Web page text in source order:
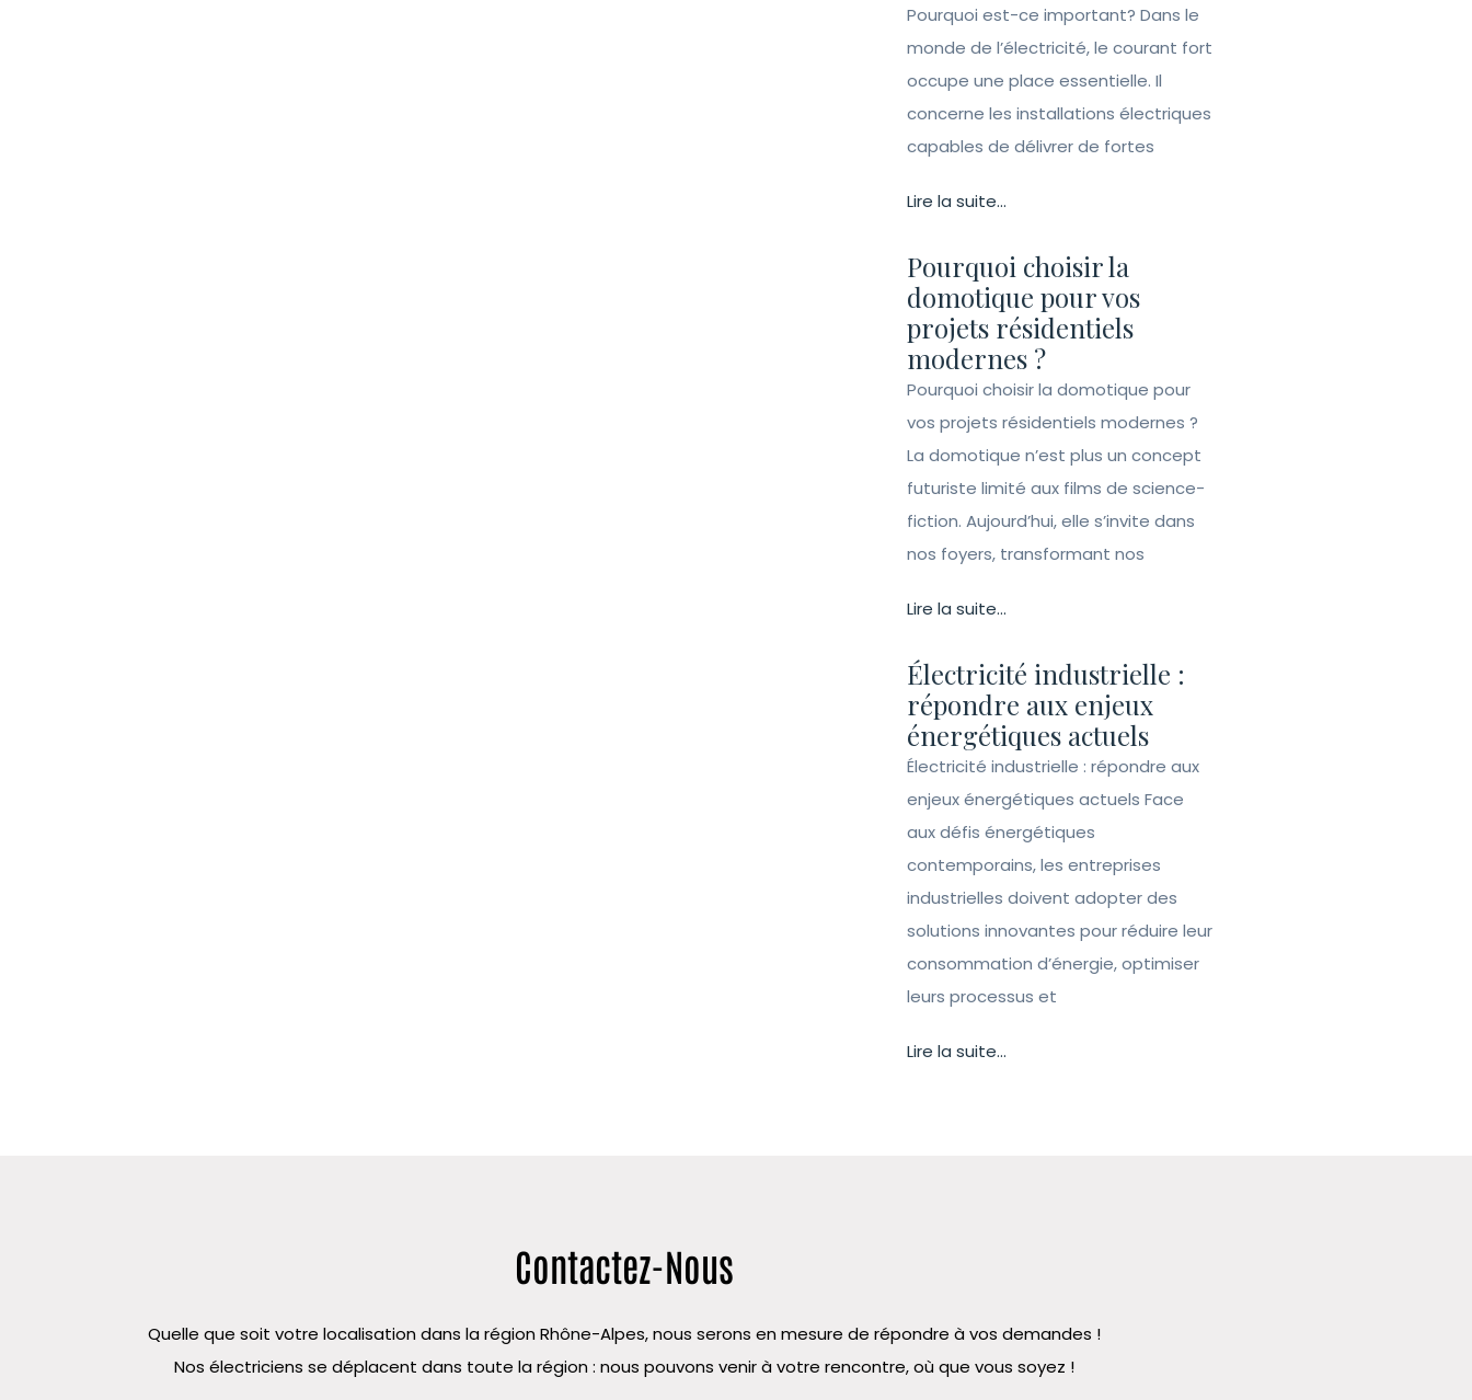
Pourquoi est-ce important? Dans le
monde de l’électricité, le courant fort
occupe une place essentielle. Il
concerne les installations électriques
capables de délivrer de fortes
Lire la suite...
Pourquoi choisir la
domotique pour vos
projets résidentiels
modernes ?
Pourquoi choisir la domotique pour
vos projets résidentiels modernes ?
La domotique n’est plus un concept
futuriste limité aux films de science-
fiction. Aujourd’hui, elle s’invite dans
nos foyers, transformant nos
Lire la suite...
Électricité industrielle :
répondre aux enjeux
énergétiques actuels
Électricité industrielle : répondre aux
enjeux énergétiques actuels Face
aux défis énergétiques
contemporains, les entreprises
industrielles doivent adopter des
solutions innovantes pour réduire leur
consommation d’énergie, optimiser
leurs processus et
Lire la suite...
Contactez-Nous
Quelle que soit votre localisation dans la région Rhône-Alpes, nous serons en mesure de répondre à vos demandes !
Nos électriciens se déplacent dans toute la région : nous pouvons venir à votre rencontre, où que vous soyez !